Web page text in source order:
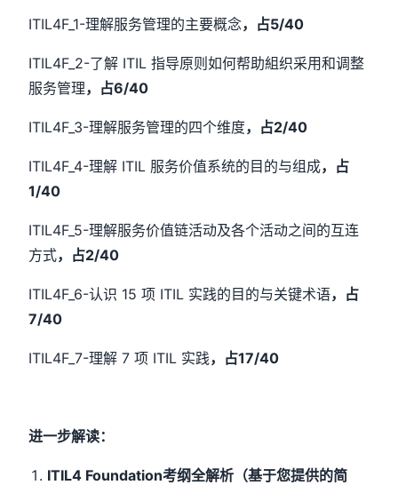
ITIL4F_1-理解服务管理的主要概念，占5/40
ITIL4F_2-了解 ITIL 指导原则如何帮助組织采用和调整
服务管理，占6/40
ITIL4F_3-理解服务管理的四个维度，占2/40
ITIL4F_4-理解 ITIL 服务价值系统的目的与组成，占
1/40
ITIL4F_5-理解服务价值链活动及各个活动之间的互连
方式，占2/40
ITIL4F_6-认识 15 项 ITIL 实践的目的与关键术语，占
7/40
ITIL4F_7-理解 7 项 ITIL 实践，占17/40
进一步解读：
ITIL4 Foundation考纲全解析（基于您提供的简